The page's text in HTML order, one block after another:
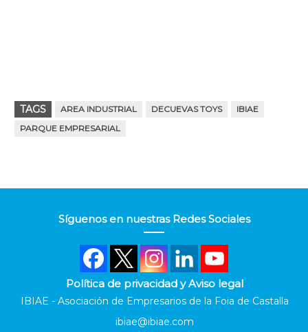
TAGS AREA INDUSTRIAL DECUEVAS TOYS
IBIAE
PARQUE EMPRESARIAL
Síguenos en nuestras Redes Sociales
Política de privacidad y Aviso legal
IBIAE - Asociación de Empresarios de la Foia de Castalla
ibiae@ibiae.com